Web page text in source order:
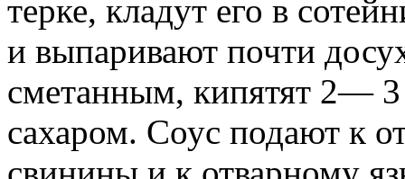
терке, кладут его в
и выпаривают почти
сметанным, кипятят 2—
сахаром. Соус подают к